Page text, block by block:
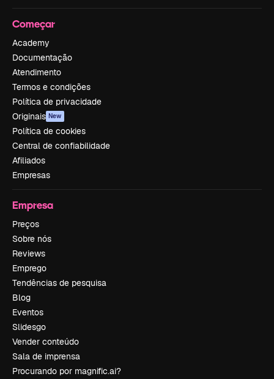
Começar
Academy
Documentação
Atendimento
Termos e condições
Política de privacidade
Originais New
Política de cookies
Central de confiabilidade
Afiliados
Empresas
Empresa
Preços
Sobre nós
Reviews
Emprego
Tendências de pesquisa
Blog
Eventos
Slidesgo
Vender conteúdo
Sala de imprensa
Procurando por magnific.ai?